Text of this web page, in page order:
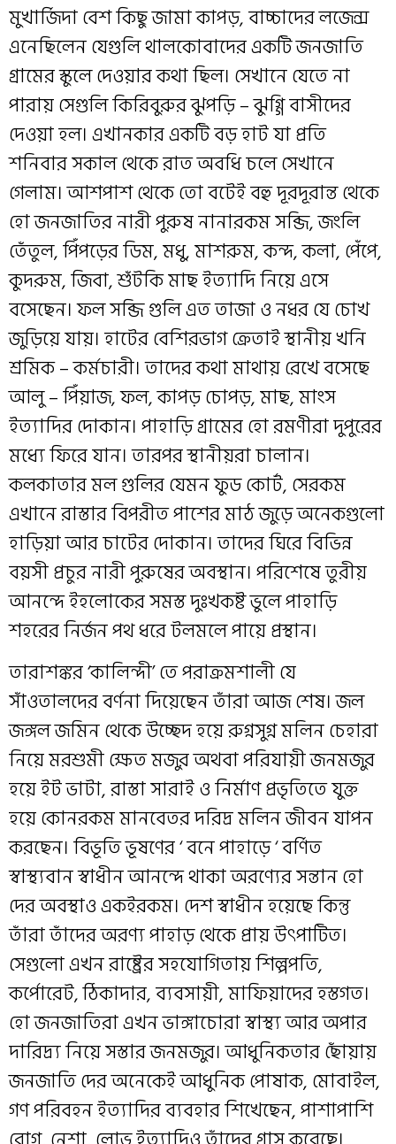
মুখার্জিদা বেশ কিছু জামা কাপড়, বাচ্চাদের লজেন্স
এনেছিলেন যেগুলি থালকোবাদের একটি জনজাতি
গ্রামের স্কুলে দেওয়ার কথা ছিল। সেখানে যেতে না
পারায় সেগুলি কিরিবুরুর ঝুপড়ি – ঝুগ্গি বাসীদের
দেওয়া হল। এখানকার একটি বড় হাট যা প্রতি
শনিবার সকাল থেকে রাত অবধি চলে সেখানে
গেলাম। আশপাশ থেকে তো বটেই বহু দূরদূরান্ত থেকে
হো জনজাতির নারী পুরুষ নানারকম সব্জি, জংলি
তেঁতুল, পিঁপড়ের ডিম, মধু, মাশরুম, কন্দ, কলা, পেঁপে,
কুদরুম, জিবা, শুঁটকি মাছ ইত্যাদি নিয়ে এসে
বসেছেন। ফল সব্জি গুলি এত তাজা ও নধর যে চোখ
জুড়িয়ে যায়। হাটের বেশিরভাগ ক্রেতাই স্থানীয় খনি
শ্রমিক – কর্মচারী। তাদের কথা মাথায় রেখে বসেছে
আলু – পিঁয়াজ, ফল, কাপড় চোপড়, মাছ, মাংস
ইত্যাদির দোকান। পাহাড়ি গ্রামের হো রমণীরা দুপুরের
মধ্যে ফিরে যান। তারপর স্থানীয়রা চালান।
কলকাতার মল গুলির যেমন ফুড কোর্ট, সেরকম
এখানে রাস্তার বিপরীত পাশের মাঠ জুড়ে অনেকগুলো
হাড়িয়া আর চাটের দোকান। তাদের ঘিরে বিভিন্ন
বয়সী প্রচুর নারী পুরুষের অবস্থান। পরিশেষে তুরীয়
আনন্দে ইহলোকের সমস্ত দুঃখকষ্ট ভুলে পাহাড়ি
শহরের নির্জন পথ ধরে টলমলে পায়ে প্রস্থান।
তারাশঙ্কর ‘কালিন্দী’ তে পরাক্রমশালী যে
সাঁওতালদের বর্ণনা দিয়েছেন তাঁরা আজ শেষ। জল
জঙ্গল জমিন থেকে উচ্ছেদ হয়ে রুগ্নসুগ্ন মলিন চেহারা
নিয়ে মরশুমী ক্ষেত মজুর অথবা পরিযায়ী জনমজুর
হয়ে ইট ভাটা, রাস্তা সারাই ও নির্মাণ প্রভৃতিতে যুক্ত
হয়ে কোনরকম মানবেতর দরিদ্র মলিন জীবন যাপন
করছেন। বিভূতি ভূষণের ‘ বনে পাহাড়ে ‘ বর্ণিত
স্বাস্থ্যবান স্বাধীন আনন্দে থাকা অরণ্যের সন্তান হো
দের অবস্থাও একইরকম। দেশ স্বাধীন হয়েছে কিন্তু
তাঁরা তাঁদের অরণ্য পাহাড় থেকে প্রায় উৎপাটিত।
সেগুলো এখন রাষ্ট্রের সহযোগিতায় শিল্পপতি,
কর্পোরেট, ঠিকাদার, ব্যবসায়ী, মাফিয়াদের হস্তগত।
হো জনজাতিরা এখন ভাঙ্গাচোরা স্বাস্থ্য আর অপার
দারিদ্র্য নিয়ে সস্তার জনমজুর। আধুনিকতার ছোঁয়ায়
জনজাতি দের অনেকেই আধুনিক পোষাক, মোবাইল,
গণ পরিবহন ইত্যাদির ব্যবহার শিখেছেন, পাশাপাশি